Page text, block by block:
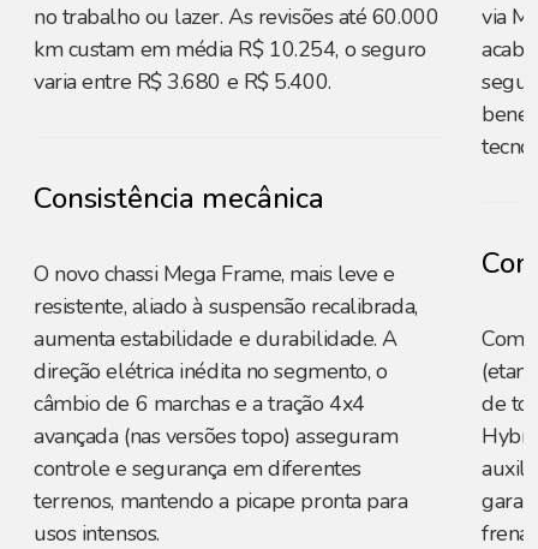
no trabalho ou lazer. As revisões até 60.000
km custam em média R$ 10.254, o seguro
varia entre R$ 3.680 e R$ 5.400.
Consistência mecânica
O novo chassi Mega Frame, mais leve e
resistente, aliado à suspensão recalibrada,
aumenta estabilidade e durabilidade. A
direção elétrica inédita no segmento, o
câmbio de 6 marchas e a tração 4x4
avançada (nas versões topo) asseguram
controle e segurança em diferentes
terrenos, mantendo a picape pronta para
usos intensos.
via
de